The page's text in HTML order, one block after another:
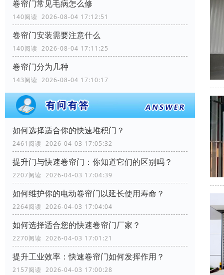
卷帘门常见毛病怎么修
140阅读 2026-08-04 17:12:51
卷帘门安装需要注意什么
140阅读 2026-08-04 17:11:25
卷帘门分为几种
143阅读 2026-08-04 17:10:17
如何选择适合你的快速堆积门？
2461阅读 2026-04-03 17:05:32
提升门与快速卷帘门：你知道它们的区别吗？
2207阅读 2026-04-03 17:04:39
如何维护你的电动卷帘门以延长使用寿命？
2264阅读 2026-04-03 17:04:04
如何选择适合您的快速卷帘门厂家？
2270阅读 2026-04-03 17:01:21
提升工业效率：快速卷帘门如何发挥作用？
2157阅读 2026-04-03 17:00:28